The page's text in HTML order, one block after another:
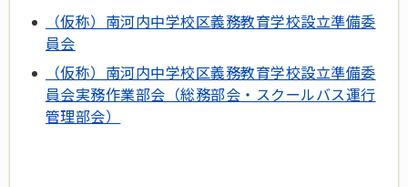
（仮称）南河内中学校区義務教育学校設立準備委
員会
（仮称）南河内中学校区義務教育学校設立準備委
員会実務作業部会（総務部会・スクールバス運行
管理部会）